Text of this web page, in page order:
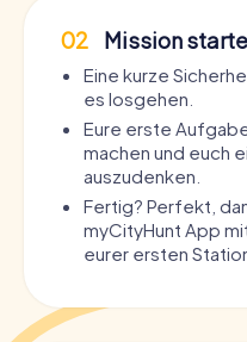
02 Mission
Eine kurze
es losgehen.
Eure erste
machen und euch
auszudenken.
Fertig? Perfekt,
myCityHunt App
eurer ersten